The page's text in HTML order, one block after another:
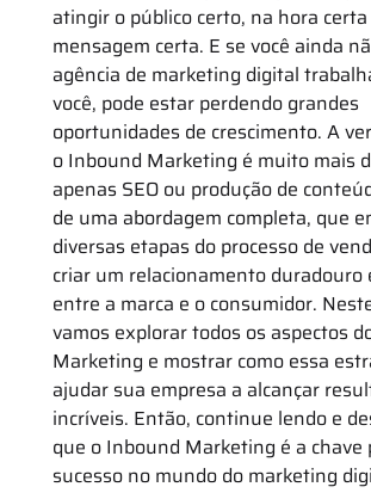
atingir o público certo, na hora certa
mensagem certa. E se você ainda
agência de marketing digital
você, pode estar perdendo grandes
oportunidades de crescimento. A
o Inbound Marketing é muito mais
apenas SEO ou produção de
de uma abordagem completa, que
diversas etapas do processo de
criar um relacionamento duradouro
entre a marca e o consumidor.
vamos explorar todos os aspectos
Marketing e mostrar como essa
ajudar sua empresa a alcançar
incríveis. Então, continue lendo e
que o Inbound Marketing é a chave
sucesso no mundo do marketing